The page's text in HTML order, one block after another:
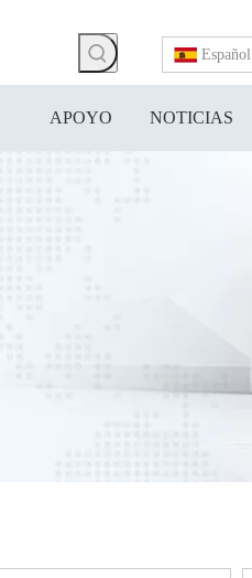
Español
APOYO NOTICIAS